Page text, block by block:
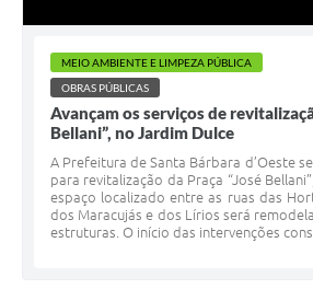
MEIO AMBIENTE E LIMPEZA PÚBLICA
OBRAS PÚBLICAS
Avançam os serviços de
Bellani”, no Jardim Dulce
A Prefeitura de Santa Bárbara d’Oeste
para revitalização da Praça “José
espaço localizado entre as ruas das
dos Maracujás e dos Lírios será
estruturas. O início das intervenções